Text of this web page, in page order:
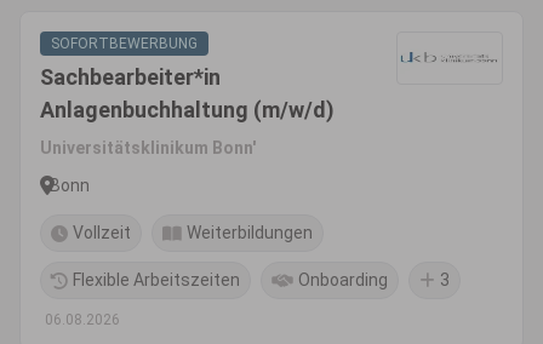
SOFORTBEWERBUNG
Sachbearbeiter*in
Anlagenbuchhaltung (m/w/d)
Universitätsklinikum Bonn'
Bonn
Vollzeit Weiterbildungen
Flexible Arbeitszeiten Onboarding 3
06.08.2026